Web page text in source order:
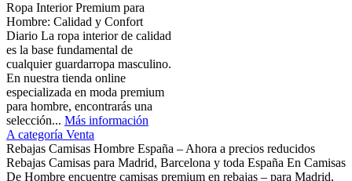
Ropa Interior Premium para
Hombre: Calidad y Confort
Diario La ropa interior de calidad
es la base fundamental de
cualquier guardarropa masculino.
En nuestra tienda online
especializada en moda premium
para hombre, encontrarás una
selección... Más información
A categoría Venta
Rebajas Camisas Hombre España – Ahora a precios reducidos
Rebajas Camisas para Madrid, Barcelona y toda España En Camisas
De Hombre encuentre camisas premium en rebajas – para Madrid,